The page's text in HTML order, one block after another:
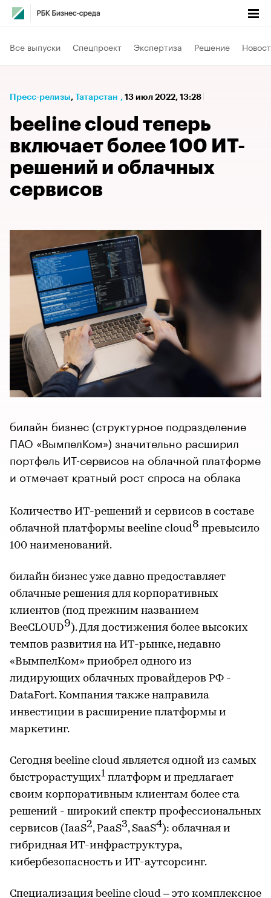
Все выпуски Спецпроект Экспертиза Решение
Пресс-релизы⁠, Татарстан , 13 июл 2022, 13:28
beeline cloud теперь
включает более 100 ИТ-
решений и облачных
сервисов
билайн бизнес (структурное подразделение
ПАО «ВымпелКом») значительно расширил
портфель ИТ-сервисов на облачной платформе
и отмечает кратный рост спроса на облака
Количество ИТ-решений и сервисов в составе
облачной платформы вeeline cloud8 превысило
100 наименований.
билайн бизнес уже давно предоставляет
облачные решения для корпоративных
клиентов (под прежним названием
BeeCLOUD9). Для достижения более высоких
темпов развития на ИТ-рынке, недавно
«ВымпелКом» приобрел одного из
лидирующих облачных провайдеров РФ -
DataFort. Компания также направила
инвестиции в расширение платформы и
маркетинг.
Сегодня beeline cloud является одной из самых
быстрорастущих1 платформ и предлагает
своим корпоративным клиентам более ста
решений - широкий спектр профессиональных
сервисов (IaaS2, PaaS3, SaaS4): облачная и
гибридная ИТ-инфраструктура,
кибербезопасность и ИТ-аутсорсинг.
Специализация beeline cloud – это комплексное